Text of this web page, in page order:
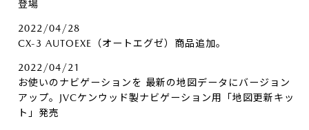
登場
2022/04/28
CX-3 AUTOEXE（オートエグゼ）商品追加。
2022/04/21
お使いのナビゲーションを 最新の地図データにバージョン
アップ。JVCケンウッド製ナビゲーション用「地図更新キッ
ト」発売